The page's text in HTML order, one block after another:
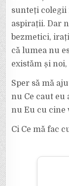
sunteți colegii
aspirații. Dar
bezmetici,
că lumea nu
existăm și
Sper să mă
nu Ce caut eu
nu Eu cu cine
Ci Ce mă fac